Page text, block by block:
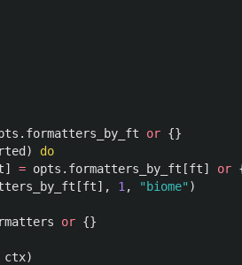
. formatters_by_ft or {}
)
do
] = opts . formatters_by_ft [ft] or
[ft], 1 , "biome" )
or {}
ctx)